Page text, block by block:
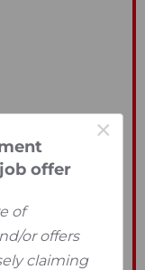
×
offer
of
or offers
claiming